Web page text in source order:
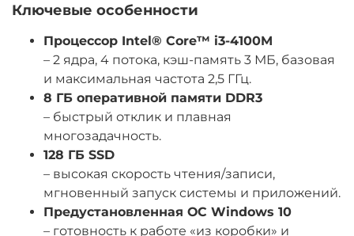
Ключевые особенности
Процессор Intel® Core™ i3-4100M
– 2 ядра, 4 потока, кэш-память 3 МБ, базовая
и максимальная частота 2,5 ГГц.
8 ГБ оперативной памяти DDR3
– быстрый отклик и плавная
многозадачность.
128 ГБ SSD
– высокая скорость чтения/записи,
мгновенный запуск системы и приложений.
Предустановленная ОС Windows 10
– готовность к работе «из коробки» и